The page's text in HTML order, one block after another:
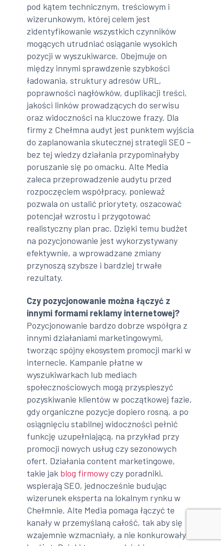
pod kątem technicznym, treściowym i
wizerunkowym, której celem jest
zidentyfikowanie wszystkich czynników
mogących utrudniać osiąganie wysokich
pozycji w wyszukiwarce. Obejmuje on
między innymi sprawdzenie szybkości
ładowania, struktury adresów URL,
poprawności nagłówków, duplikacji treści,
jakości linków prowadzących do serwisu
oraz widoczności na kluczowe frazy. Dla
firmy z Chełmna audyt jest punktem wyjścia
do zaplanowania skutecznej strategii SEO –
bez tej wiedzy działania przypominałyby
poruszanie się po omacku. Alte Media
zaleca przeprowadzenie audytu przed
rozpoczęciem współpracy, ponieważ
pozwala on ustalić priorytety, oszacować
potencjał wzrostu i przygotować
realistyczny plan prac. Dzięki temu budżet
na pozycjonowanie jest wykorzystywany
efektywnie, a wprowadzane zmiany
przynoszą szybsze i bardziej trwałe
rezultaty.
Czy pozycjonowanie można łączyć z
innymi formami reklamy internetowej?
Pozycjonowanie bardzo dobrze współgra z
innymi działaniami marketingowymi,
tworząc spójny ekosystem promocji marki w
internecie. Kampanie płatne w
wyszukiwarkach lub mediach
społecznościowych mogą przyspieszyć
pozyskiwanie klientów w początkowej fazie,
gdy organiczne pozycje dopiero rosną, a po
osiągnięciu stabilnej widoczności pełnić
funkcję uzupełniającą, na przykład przy
promocji nowych usług czy sezonowych
ofert. Działania content marketingowe,
takie jak blog firmowyczy poradniki,
wspierają SEO, jednocześnie budując
wizerunek eksperta na lokalnym rynku w
Chełmnie. Alte Media pomaga łączyć te
kanały w przemyślaną całość, tak aby się
wzajemnie wzmacniały, a nie konkurowały o